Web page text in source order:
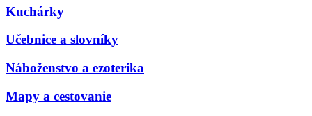
Kuchárky
Učebnice a slovníky
Náboženstvo a ezoterika
Mapy a cestovanie